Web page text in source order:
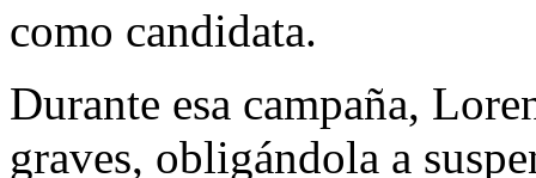
como candidata.
Durante esa campaña,
graves, obligándola a